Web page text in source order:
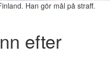
Han gör mål på straff.
efter